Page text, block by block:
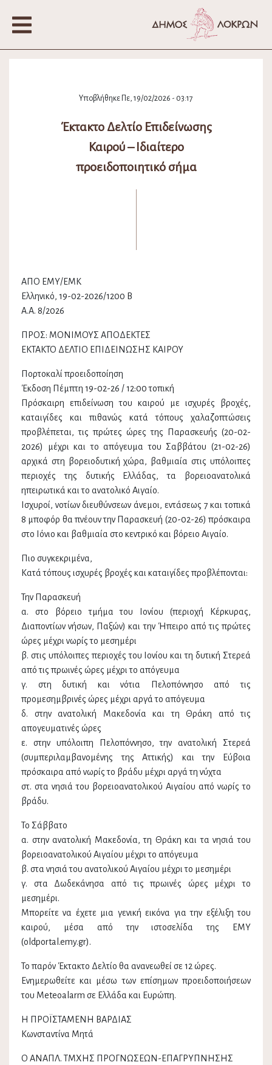
Υποβλήθηκε Πε, 19/02/2026 - 03:17
Έκτακτο Δελτίο Επιδείνωσης
Καιρού – Ιδιαίτερο
προειδοποιητικό σήμα
ΑΠΟ ΕΜΥ/ΕΜΚ
Ελληνικό, 19-02-2026/1200 B
Α.Α. 8/2026
ΠΡΟΣ: ΜΟΝΙΜΟΥΣ ΑΠΟΔΕΚΤΕΣ
ΕΚΤΑΚΤΟ ΔΕΛΤΙΟ ΕΠΙΔΕΙΝΩΣΗΣ ΚΑΙΡΟΥ
Πορτοκαλί προειδοποίηση
Έκδοση Πέμπτη 19-02-26 / 12:00 τοπική
Πρόσκαιρη επιδείνωση του καιρού με ισχυρές βροχές,
καταιγίδες και πιθανώς κατά τόπους χαλαζοπτώσεις
προβλέπεται, τις πρώτες ώρες της Παρασκευής (20-02-
2026) μέχρι και το απόγευμα του Σαββάτου (21-02-26)
αρχικά στη βορειοδυτική χώρα, βαθμιαία στις υπόλοιπες
περιοχές της δυτικής Ελλάδας, τα βορειοανατολικά
ηπειρωτικά και το ανατολικό Αιγαίο.
Ισχυροί, νοτίων διευθύνσεων άνεμοι, εντάσεως 7 και τοπικά
8 μποφόρ θα πνέουν την Παρασκευή (20-02-26) πρόσκαιρα
στο Ιόνιο και βαθμιαία στο κεντρικό και βόρειο Αιγαίο.
Πιο συγκεκριμένα,
Κατά τόπους ισχυρές βροχές και καταιγίδες προβλέπονται:
Την Παρασκευή
α. στο βόρειο τμήμα του Ιονίου (περιοχή Κέρκυρας,
Διαποντίων νήσων, Παξών) και την Ήπειρο από τις πρώτες
ώρες μέχρι νωρίς το μεσημέρι
β. στις υπόλοιπες περιοχές του Ιονίου και τη δυτική Στερεά
από τις πρωινές ώρες μέχρι το απόγευμα
γ. στη δυτική και νότια Πελοπόννησο από τις
προμεσημβρινές ώρες μέχρι αργά το απόγευμα
δ. στην ανατολική Μακεδονία και τη Θράκη από τις
απογευματινές ώρες
ε. στην υπόλοιπη Πελοπόννησο, την ανατολική Στερεά
(συμπεριλαμβανομένης της Αττικής) και την Εύβοια
πρόσκαιρα από νωρίς το βράδυ μέχρι αργά τη νύχτα
στ. στα νησιά του βορειοανατολικού Αιγαίου από νωρίς το
βράδυ.
Το Σάββατο
α. στην ανατολική Μακεδονία, τη Θράκη και τα νησιά του
βορειοανατολικού Αιγαίου μέχρι το απόγευμα
β. στα νησιά του ανατολικού Αιγαίου μέχρι το μεσημέρι
γ. στα Δωδεκάνησα από τις πρωινές ώρες μέχρι το
μεσημέρι.
Μπορείτε να έχετε μια γενική εικόνα για την εξέλιξη του
καιρού, μέσα από την ιστοσελίδα της ΕΜΥ
(oldportal.emy.gr).
Το παρόν Έκτακτο Δελτίο θα ανανεωθεί σε 12 ώρες.
Ενημερωθείτε και μέσω των επίσημων προειδοποιήσεων
του Meteoalarm σε Ελλάδα και Ευρώπη.
Η ΠΡΟΪΣΤΑΜΕΝΗ ΒΑΡΔΙΑΣ
Κωνσταντίνα Μητά
Ο ΑΝΑΠΛ. ΤΜΧΗΣ ΠΡΟΓΝΩΣΕΩΝ-ΕΠΑΓΡΥΠΝΗΣΗΣ